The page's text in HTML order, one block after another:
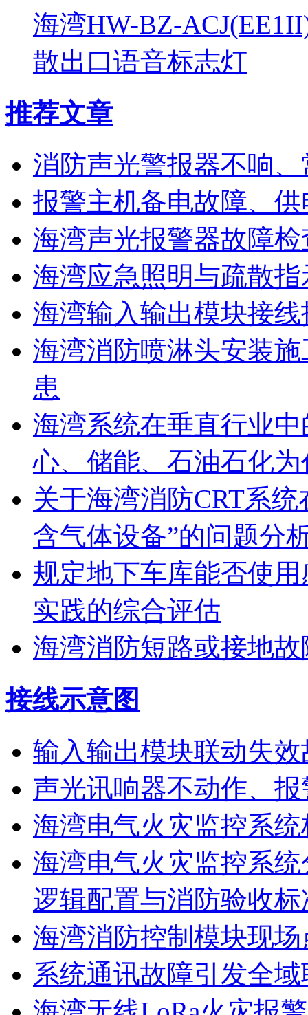
海湾HW-BZ-
散出口语音标志灯
推荐文章
消防声光警报器不响
报警主机备电故障、
海湾声光报警器故障
海湾应急照明与疏散
海湾输入输出模块接
海湾消防喷淋头安装
患
海湾系统在垂直行业
心、储能、石油石化
关于海湾消防CRT系
含气体设备”的问题分
规定地下车库能否使
实践的综合评估
海湾消防短路或接地
接线示意图
输入输出模块联动失效
声光讯响器不动作、
海湾电气火灾监控系
海湾电气火灾监控系
逻辑配置与消防验收标
海湾消防控制模块现
系统通讯故障引发全